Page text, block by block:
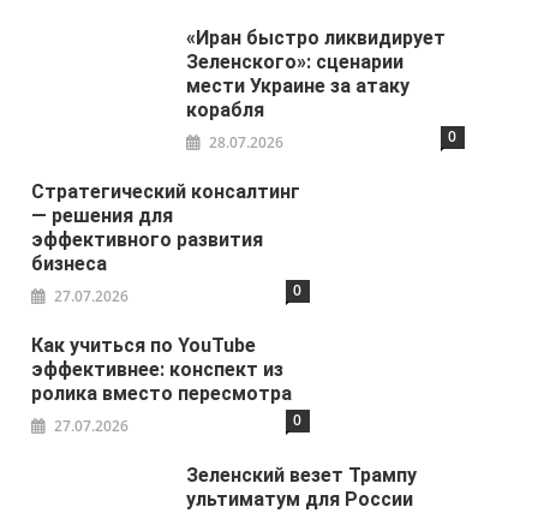
«Иран быстро ликвидирует
Зеленского»: сценарии
мести Украине за атаку
корабля
28.07.2026 0
Стратегический консалтинг
— решения для
эффективного развития
бизнеса
27.07.2026 0
Как учиться по YouTube
эффективнее: конспект из
ролика вместо пересмотра
27.07.2026 0
Зеленский везет Трампу
ультиматум для России